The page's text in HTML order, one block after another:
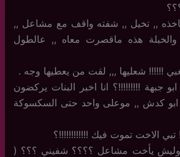
ياخذه ,, تخيل ,, شفته واقف مع مشاعل ,,
هذه ماقصرت معاه ,, عالطول
!!!!!! شعليها ,,, لقت من يعطيها وجه .
جبهة !!!!!!!!!؟ انا اخبر البنات يركضون
ابو كدش ,, موعلى واحد حتى السكسوكة
تبي الاخت تموت فيك !!!!!!!!!!!!؟
: وليش يأخت مشاعل ؟؟؟؟ شفيني ؟؟؟ (